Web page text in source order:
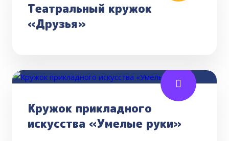
Театральный кружок
«Друзья»
Кружок прикладного
искусства «Умелые руки»